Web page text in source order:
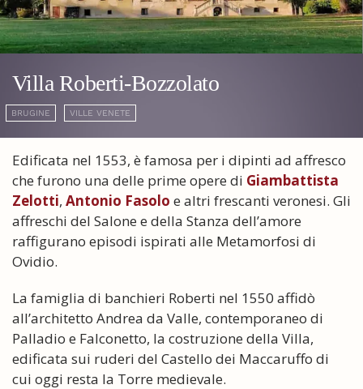
Villa Roberti-Bozzolato
BRUGINE VILLE VENETE
Edificata nel 1553, è famosa per i dipinti ad affresco
che furono una delle prime opere di Giambattista
Zelotti, Antonio Fasolo e altri frescanti veronesi. Gli
affreschi del Salone e della Stanza dell’amore
raffigurano episodi ispirati alle Metamorfosi di
Ovidio.
La famiglia di banchieri Roberti nel 1550 affidò
all’architetto Andrea da Valle, contemporaneo di
Palladio e Falconetto, la costruzione della Villa,
edificata sui ruderi del Castello dei Maccaruffo di
cui oggi resta la Torre medievale.